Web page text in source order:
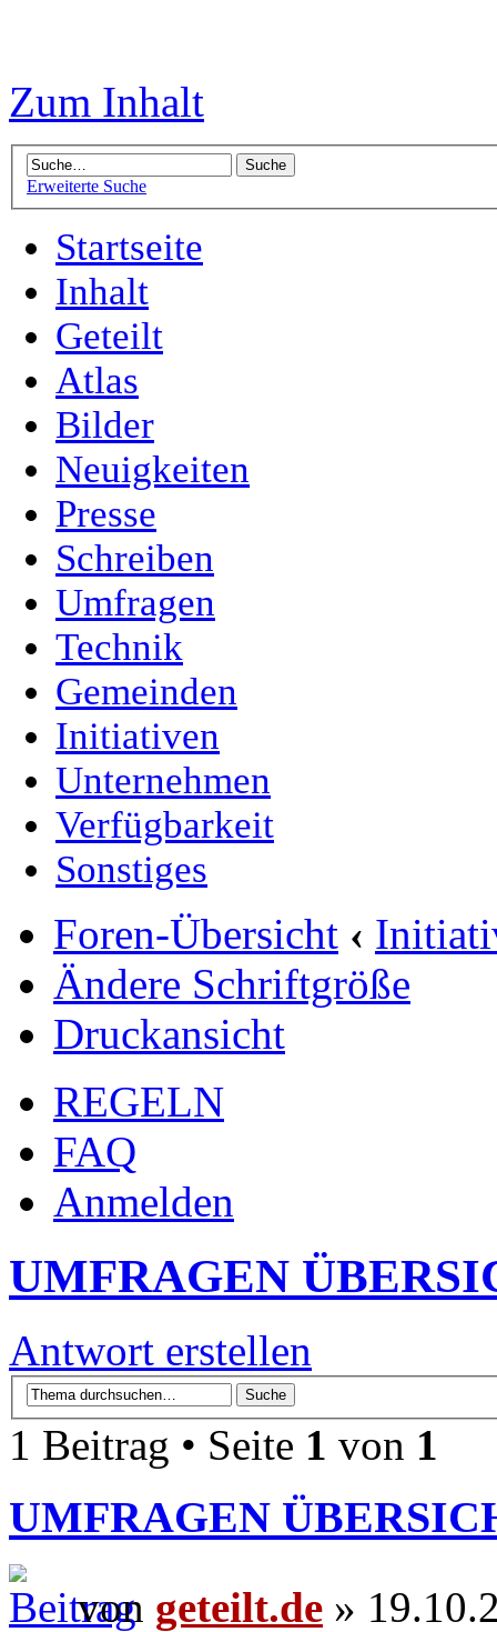
Zum Inhalt
Erweiterte Suche
Startseite
Inhalt
Geteilt
Atlas
Bilder
Neuigkeiten
Presse
Schreiben
Umfragen
Technik
Gemeinden
Initiativen
Unternehmen
Verfügbarkeit
Sonstiges
Foren-Übersicht ‹
Ändere Schriftgröße
Druckansicht
REGELN
FAQ
Anmelden
UMFRAGEN
Antwort erstellen
1 Beitrag • Seite 1 von 1
UMFRAGEN
von geteilt.de »